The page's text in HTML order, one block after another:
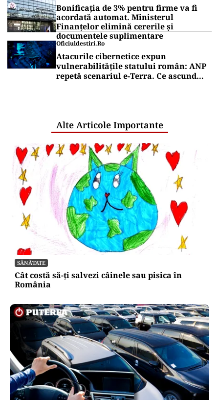
Bonificația de 3% pentru firme va fi
acordată automat. Ministerul
Finanțelor elimină cererile și
documentele suplimentare
Oficiuldestiri.ro
Atacurile cibernetice expun
vulnerabilitățile statului român: ANP
repetă scenariul e‑Terra. Ce ascund
Alte Articole Importante
SĂNĂTATE
Cât costă să-ți salvezi câinele sau pisica în
România